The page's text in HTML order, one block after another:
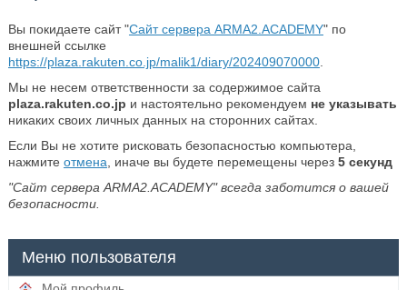
Вы покидаете сайт "Сайт сервера ARMA2.ACADEMY" по
внешней ссылке
https://plaza.rakuten.co.jp/malik1/diary/202409070000.
Мы не несем ответственности за содержимое сайта
plaza.rakuten.co.jp и настоятельно рекомендуем не указывать
никаких своих личных данных на сторонних сайтах.
Если Вы не хотите рисковать безопасностью компьютера,
нажмите отмена , иначе вы будете перемещены через 5секунд
"Сайт сервера ARMA2.ACADEMY" всегда заботится о вашей
безопасности.
Меню пользователя